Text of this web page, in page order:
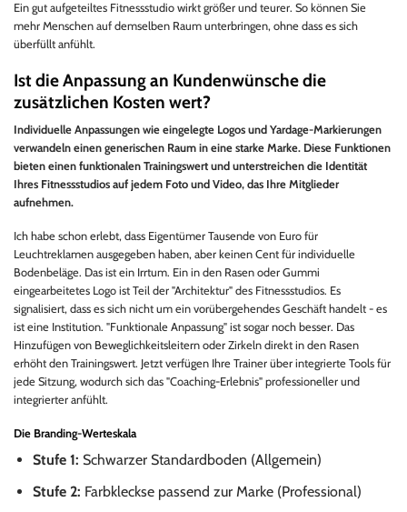
Ein gut aufgeteiltes Fitnessstudio wirkt größer und teurer. So können Sie
mehr Menschen auf demselben Raum unterbringen, ohne dass es sich
überfüllt anfühlt.
Ist die Anpassung an Kundenwünsche die
zusätzlichen Kosten wert?
Individuelle Anpassungen wie eingelegte Logos und Yardage-Markierungen
verwandeln einen generischen Raum in eine starke Marke. Diese Funktionen
bieten einen funktionalen Trainingswert und unterstreichen die Identität
Ihres Fitnessstudios auf jedem Foto und Video, das Ihre Mitglieder
aufnehmen.
Ich habe schon erlebt, dass Eigentümer Tausende von Euro für
Leuchtreklamen ausgegeben haben, aber keinen Cent für individuelle
Bodenbeläge. Das ist ein Irrtum. Ein in den Rasen oder Gummi
eingearbeitetes Logo ist Teil der "Architektur" des Fitnessstudios. Es
signalisiert, dass es sich nicht um ein vorübergehendes Geschäft handelt - es
ist eine Institution. "Funktionale Anpassung" ist sogar noch besser. Das
Hinzufügen von Beweglichkeitsleitern oder Zirkeln direkt in den Rasen
erhöht den Trainingswert. Jetzt verfügen Ihre Trainer über integrierte Tools für
jede Sitzung, wodurch sich das "Coaching-Erlebnis" professioneller und
integrierter anfühlt.
Die Branding-Werteskala
Stufe 1: Schwarzer Standardboden (Allgemein)
Stufe 2: Farbkleckse passend zur Marke (Professional)